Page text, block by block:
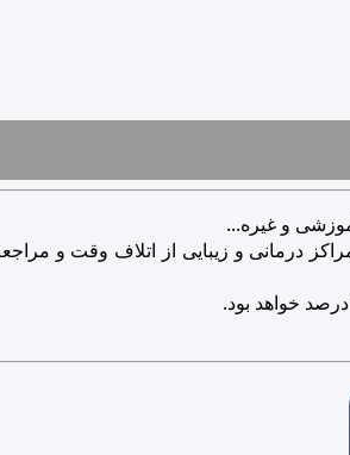
و غیره...
درمانی و زیبایی از اتلاف وقت و